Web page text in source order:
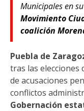
Municipales en
Movimiento
coalición
Puebla de
tras las elecciones
de acusaciones
conflictos
Gobernación